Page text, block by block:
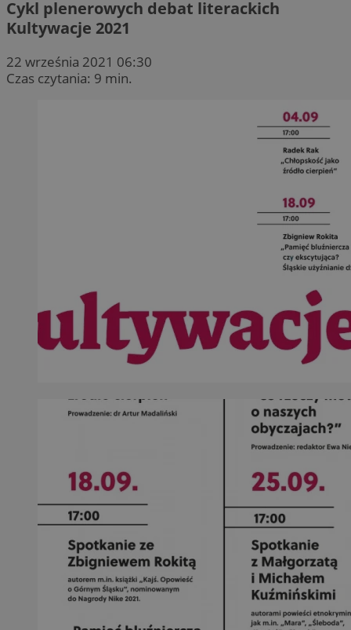
Cykl plenerowych debat literackich
Kultywacje 2021
22 września 2021 06:30
Czas czytania: 9 min.